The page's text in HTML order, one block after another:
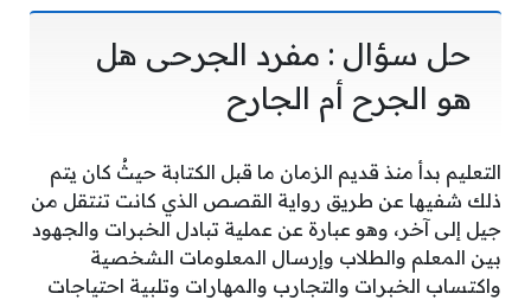
حل سؤال : مفرد الجرحى هل
هو الجرح أم الجارح
التعليم بدأ منذ قديم الزمان ما قبل الكتابة حيثُ كان يتم
ذلك شفيها عن طريق رواية القصص الذي كانت تنتقل من
جيل إلى آخر، وهو عبارة عن عملية تبادل الخبرات والجهود
بين المعلم والطلاب وإرسال المعلومات الشخصية
واكتساب الخبرات والتجارب والمهارات وتلبية احتياجات